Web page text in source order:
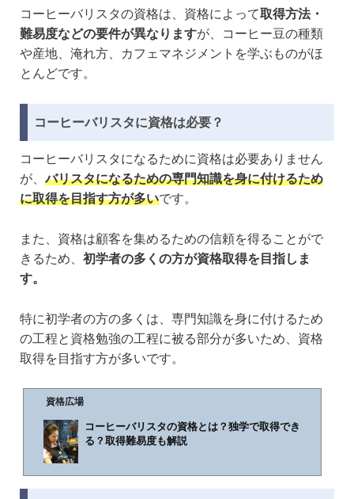
コーヒーバリスタの資格は、資格によって取得方法・
難易度などの要件が異なりますが、コーヒー豆の種類
や産地、淹れ方、カフェマネジメントを学ぶものがほ
とんどです。
コーヒーバリスタに資格は必要？
コーヒーバリスタになるために資格は必要ありません
が、バリスタになるための専門知識を身に付けるため
に取得を目指す方が多いです。
また、資格は顧客を集めるための信頼を得ることがで
きるため、 初学者の多くの方が資格取得を目指しま
す。
特に初学者の方の多くは、専門知識を身に付けるため
の工程と資格勉強の工程に被る部分が多いため、資格
取得を目指す方が多いです。
資格広場
コーヒーバリスタの資格とは？独学で取得でき
る？取得難易度も解説